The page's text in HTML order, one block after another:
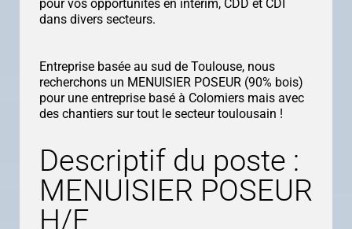
pour vos opportunités en intérim, CDD et CDI
dans divers secteurs.
Entreprise basée au sud de Toulouse, nous
recherchons un MENUISIER POSEUR (90% bois)
pour une entreprise basé à Colomiers mais avec
des chantiers sur tout le secteur toulousain !
Descriptif du poste :
MENUISIER POSEUR
H/F